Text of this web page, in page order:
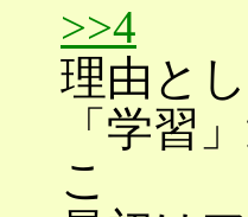
>>4
理由と
「学習
こ